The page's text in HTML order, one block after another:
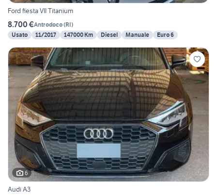
Ford fiesta VII Titanium
8.700 €Antrodoco(RI)
Usato
11/2017 147000 Km Diesel Manuale Euro 6
6
Audi A3